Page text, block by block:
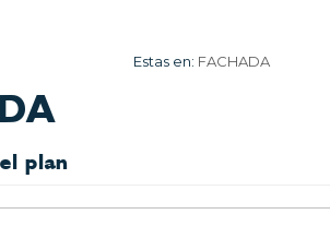
Estas en: FACHADA
plan